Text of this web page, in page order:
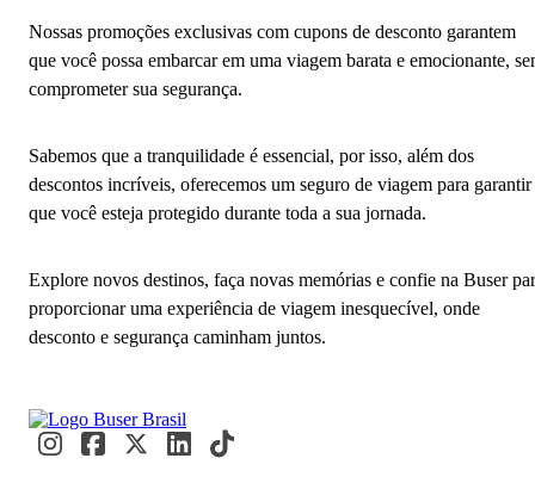
Nossas promoções exclusivas com cupons de desconto garantem
que você possa embarcar em uma viagem barata e emocionante,
comprometer sua segurança.
Sabemos que a tranquilidade é essencial, por isso, além dos
descontos incríveis, oferecemos um seguro de viagem para garantir
que você esteja protegido durante toda a sua jornada.
Explore novos destinos, faça novas memórias e confie na Buser
proporcionar uma experiência de viagem inesquecível, onde
desconto e segurança caminham juntos.